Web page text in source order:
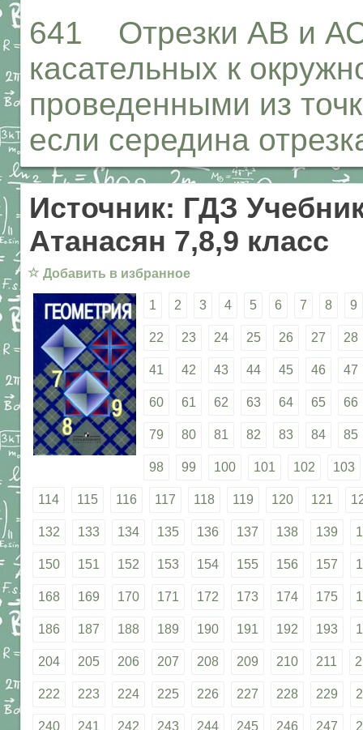
641 Отрезки АВ и АС
касательных к
проведенными из
если середина
Источник: ГДЗ
Атанасян 7,8,9 класс
☆ Добавить в избранное
1 2 3 4 5 6 7 8 9
22 23 24 25 26 27 28
41 42 43 44 45 46 47
60 61 62 63 64 65 66
79 80 81 82 83 84 85
98 99 100 101 102 103
114 115 116 117 118 119 120 121
132 133 134 135 136 137 138 139
150 151 152 153 154 155 156 157
168 169 170 171 172 173 174 175
186 187 188 189 190 191 192 193
204 205 206 207 208 209 210 211
222 223 224 225 226 227 228 229
240 241 242 243 244 245 246 247